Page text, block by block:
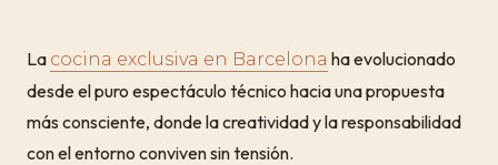
La cocina exclusiva en Barcelona ha evolucionado
desde el puro espectáculo técnico hacia una propuesta
más consciente, donde la creatividad y la responsabilidad
con el entorno conviven sin tensión.